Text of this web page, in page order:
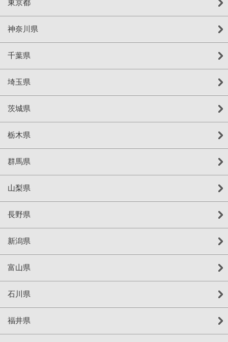
東京都
神奈川県
千葉県
埼玉県
茨城県
栃木県
群馬県
山梨県
長野県
新潟県
富山県
石川県
福井県